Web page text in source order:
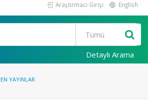
Araştırmacı Girişi English
Detaylı Arama
YAYINLAR